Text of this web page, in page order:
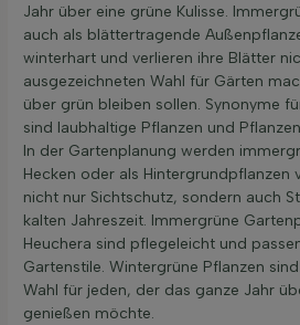
Jahr über eine grüne Kulisse.
auch als blättertragende
winterhart und verlieren ihre Blätter
ausgezeichneten Wahl für Gärten
über grün bleiben sollen. Synonyme
sind laubhaltige Pflanzen und
In der Gartenplanung werden
Hecken oder als Hintergrundpflanzen
nicht nur Sichtschutz, sondern auch
kalten Jahreszeit. Immergrüne
Heuchera sind pflegeleicht und
Gartenstile. Wintergrüne Pflanzen
Wahl für jeden, der das ganze Jahr
genießen möchte.